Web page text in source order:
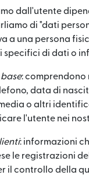
dall'utente
di "dati
a una persona
di dati o
: comprendono
data di
o altri
l'utente nei
: informazioni
le registrazioni
il controllo della